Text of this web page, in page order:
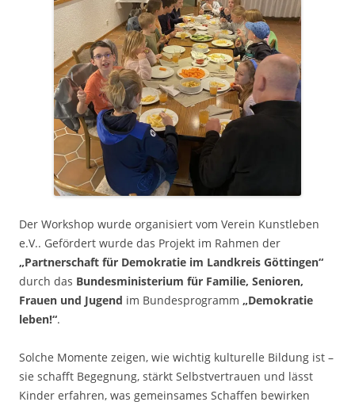
Der Workshop wurde organisiert vom Verein Kunstleben
e.V.. Gefördert wurde das Projekt im Rahmen der
„Partnerschaft für Demokratie im Landkreis Göttingen“
durch das Bundesministerium für Familie, Senioren,
Frauen und Jugend im Bundesprogramm „Demokratie
leben!“.
Solche Momente zeigen, wie wichtig kulturelle Bildung ist –
sie schafft Begegnung, stärkt Selbstvertrauen und lässt
Kinder erfahren, was gemeinsames Schaffen bewirken